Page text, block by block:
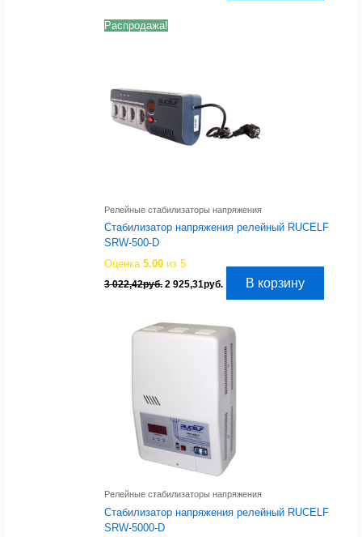
4
560,04руб..
Распродажа!
Релейные стабилизаторы напряжения
Стабилизатор напряжения релейный RUCELF
SRW-500-D
Оценка5.00 из 5
3 022,42руб. Первоначальная
022,42руб..
2 925,31руб. ТекущаяВ корзину
Релейные стабилизаторы напряжения
Стабилизатор напряжения релейный RUCELF
SRW-5000-D